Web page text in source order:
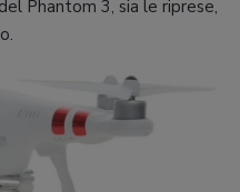
Phantom 3, sia le riprese,